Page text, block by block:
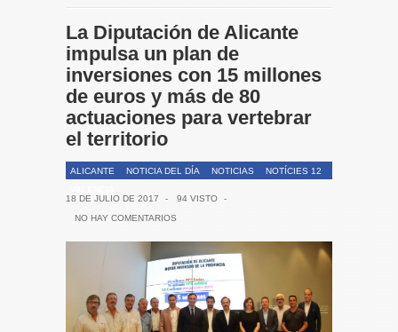
La Diputación de Alicante
impulsa un plan de
inversiones con 15 millones
de euros y más de 80
actuaciones para vertebrar
el territorio
ALICANTE NOTICIA DEL DÍA NOTICIAS
NOTÍCIES 12
18 DE JULIO DE 2017
- 94 VISTO
-
NO HAY COMENTARIOS